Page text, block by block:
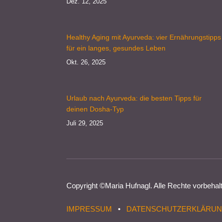
Healthy Aging mit Ayurveda: vier Ernährungstipps
für ein langes, gesundes Leben
Okt. 26, 2025
Urlaub nach Ayurveda: die besten Tipps für
deinen Dosha-Typ
Juli 29, 2025
Copyright ©Maria Hufnagl. Alle Rechte
IMPRESSUM •